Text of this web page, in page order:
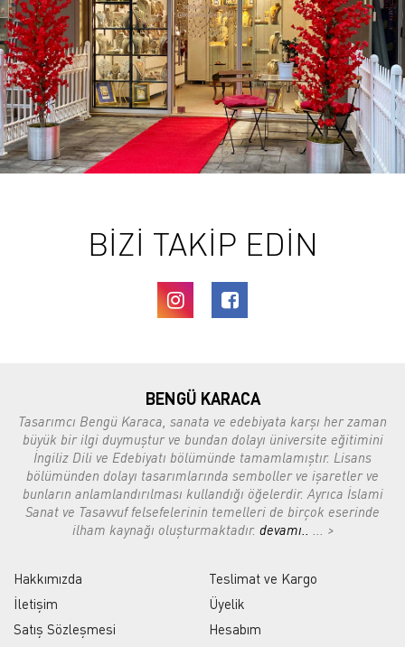
BİZİ TAKİP EDİN
BENGÜ KARACA
Tasarımcı Bengü Karaca, sanata ve edebiyata karşı her zaman
büyük bir ilgi duymuştur ve bundan dolayı üniversite eğitimini
İngiliz Dili ve Edebiyatı bölümünde tamamlamıştır. Lisans
bölümünden dolayı tasarımlarında semboller ve işaretler ve
bunların anlamlandırılması kullandığı öğelerdir. Ayrıca İslami
Sanat ve Tasavvuf felsefelerinin temelleri de birçok eserinde
ilham kaynağı oluşturmaktadır. devamı.. ... >
Hakkımızda
İletişim
Satış Sözleşmesi
Teslimat ve Kargo
Üyelik
Hesabım